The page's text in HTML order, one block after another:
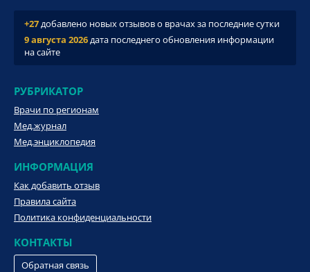
+27добавлено новых отзывов о врачах за последние сутки
9 августа 2026дата последнего обновления информации
на сайте
РУБРИКАТОР
Врачи по регионам
Мед.журнал
Мед.энциклопедия
ИНФОРМАЦИЯ
Как добавить отзыв
Правила сайта
Политика конфиденциальности
КОНТАКТЫ
Обратная связь